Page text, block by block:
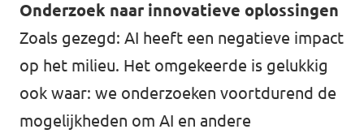
Charge - Wetenschappelijk Platform Volt
Onderzoek naar innovatieve oplossingen
Zoals gezegd: AI heeft een negatieve impact
op het milieu. Het omgekeerde is gelukkig
ook waar: we onderzoeken voortdurend de
mogelijkheden om AI en andere